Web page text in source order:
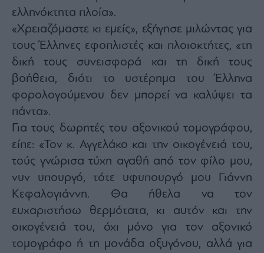
ελληνόκτητα πλοία».
«Χρειαζόμαστε κι εμείς», εξήγησε μιλώντας για
τους Έλληνες εφοπλιστές και πλοιοκτήτες, «τη
δική τους συνεισφορά και τη δική τους
βοήθεια, διότι το υστέρημα του Έλληνα
φορολογούμενου δεν μπορεί να καλύψει τα
πάντα».
Για τους δωρητές του αξονικού τομογράφου,
είπε: «Τον κ. Αγγελάκο και την οικογένειά του,
τούς γνώρισα τύχη αγαθή από τον φίλο μου,
νυν υπουργό, τότε υφυπουργό μου Γιάννη
Κεφαλογιάννη. Θα ήθελα να τον
ευχαριστήσω θερμότατα, κι αυτόν και την
οικογένειά του, όχι μόνο για τον αξονικό
τομογράφο ή τη μονάδα οξυγόνου, αλλά για